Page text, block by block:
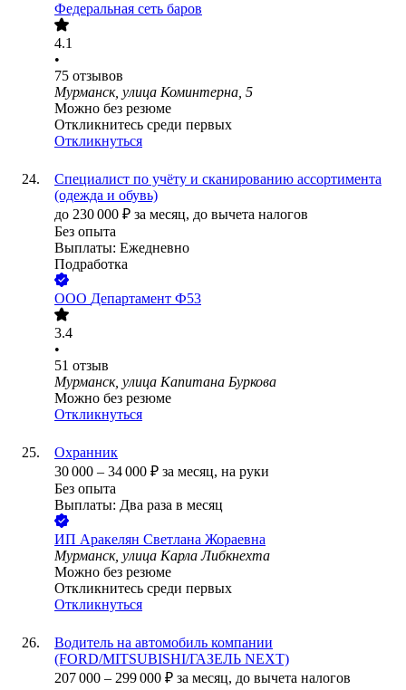
Федеральная сеть баров
4.1
•
75 отзывов
Мурманск, улица Коминтерна, 5
Можно без резюме
Откликнитесь среди первых
Откликнуться
Специалист по учёту и сканированию ассортимента
(одежда и обувь)
до 230 000 ₽ за месяц, до вычета налогов
Без опыта
Выплаты: Ежедневно
Подработка
ООО Департамент Ф53
3.4
•
51 отзыв
Мурманск, улица Капитана Буркова
Можно без резюме
Откликнуться
Охранник
30 000 – 34 000 ₽ за месяц, на руки
Без опыта
Выплаты: Два раза в месяц
ИП Аракелян Светлана Жораевна
Мурманск, улица Карла Либкнехта
Можно без резюме
Откликнитесь среди первых
Откликнуться
Водитель на автомобиль компании
(FORD/MITSUBISHI/ГАЗЕЛЬ NEXT)
207 000 – 299 000 ₽ за месяц, до вычета налогов